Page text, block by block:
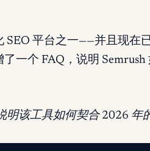
SEO 平台之一——并且现
一个 FAQ，说明
该工具如何契合 2026 年